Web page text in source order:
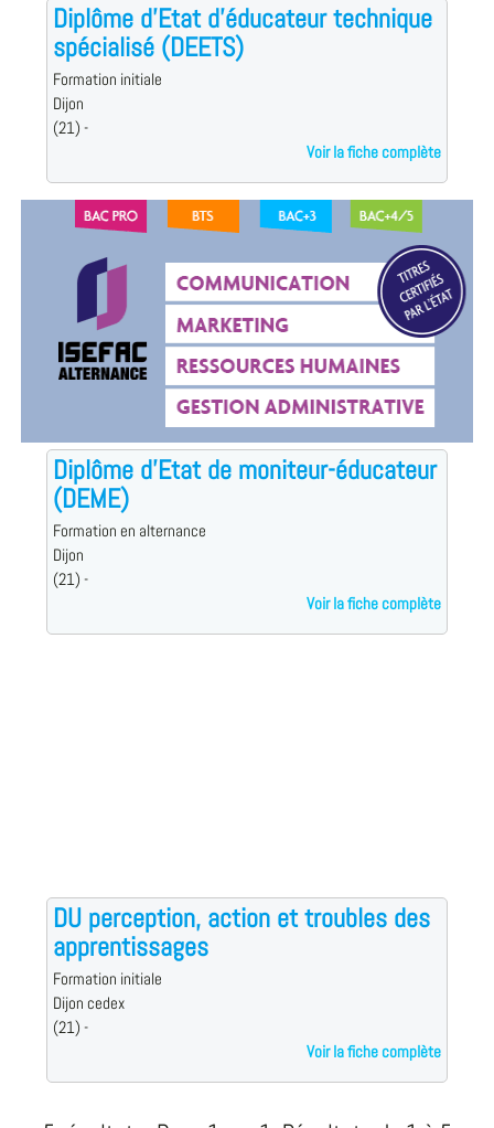
Diplôme d'Etat d'éducateur technique
spécialisé (DEETS)
Formation initiale
Dijon
(21) -
Voir la fiche complète
Diplôme d'Etat de moniteur-éducateur
(DEME)
Formation en alternance
Dijon
(21) -
Voir la fiche complète
DU perception, action et troubles des
apprentissages
Formation initiale
Dijon cedex
(21) -
Voir la fiche complète